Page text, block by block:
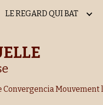
LE REGARD QUI BAT
Mouvement